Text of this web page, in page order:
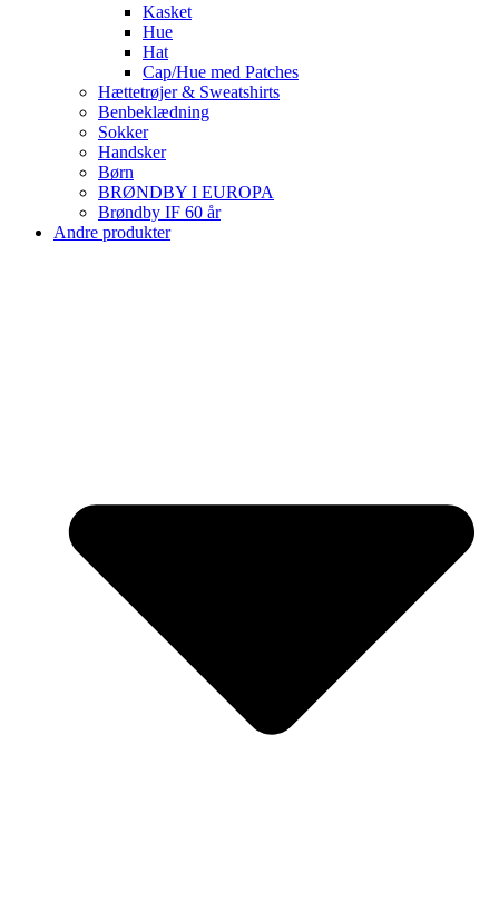
Kasket
Hue
Hat
Cap/Hue med Patches
Hættetrøjer & Sweatshirts
Benbeklædning
Sokker
Handsker
Børn
BRØNDBY I EUROPA
Brøndby IF 60 år
Andre produkter